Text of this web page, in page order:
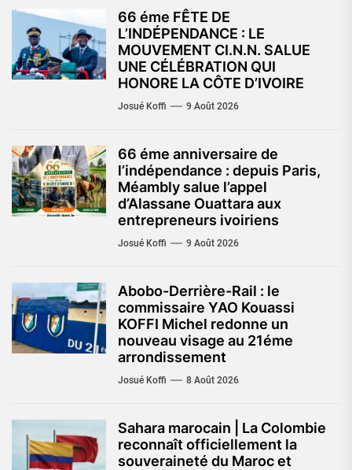
66 éme FÊTE DE
L’INDÉPENDANCE : LE
MOUVEMENT CI.N.N. SALUE
UNE CÉLÉBRATION QUI
HONORE LA CÔTE D’IVOIRE
Josué Koffi 9 Août 2026
66 éme anniversaire de
l’indépendance : depuis Paris,
Méambly salue l’appel
d’Alassane Ouattara aux
entrepreneurs ivoiriens
Josué Koffi 9 Août 2026
Abobo-Derrière-Rail : le
commissaire YAO Kouassi
KOFFI Michel redonne un
nouveau visage au 21éme
arrondissement
Josué Koffi 8 Août 2026
Sahara marocain | La Colombie
reconnaît officiellement la
souveraineté du Maroc et